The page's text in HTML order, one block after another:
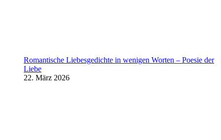
Romantische Liebesgedichte in wenigen Worten – Poesie der
Liebe
22. März 2026